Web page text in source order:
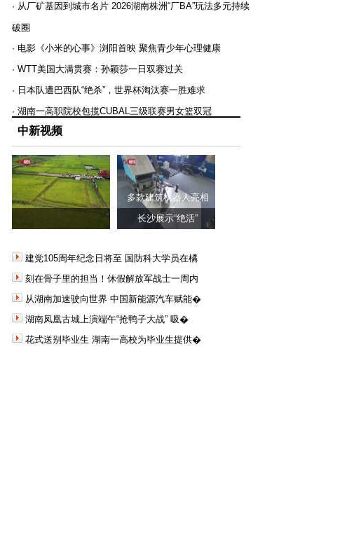
· 从厂矿基因到城市名片 2026湖南株洲“厂BA”玩法多元持续
破圈
· 电影《小米的心事》浏阳首映 聚焦青少年心理健康
· WTT美国大满贯赛：孙颖莎一日双赛过关
· 日本队遭巴西队“绝杀”，世界杯淘汰赛一胜难求
· 湖南一高职院校包揽CUBAL三级联赛男女篮双冠
中新视频
多款建筑机器人亮相
长沙展示“绝活”
建党105周年纪念日将至 国防科大学员在橘
刻在骨子里的担当！休假解放军战士一周内
从湖南加速驶向世界 中国新能源汽车赋能�
湖南凤凰古城上演端午“抢鸭子大战” 吸�
花式送别毕业生 湖南一高校为毕业生提供�